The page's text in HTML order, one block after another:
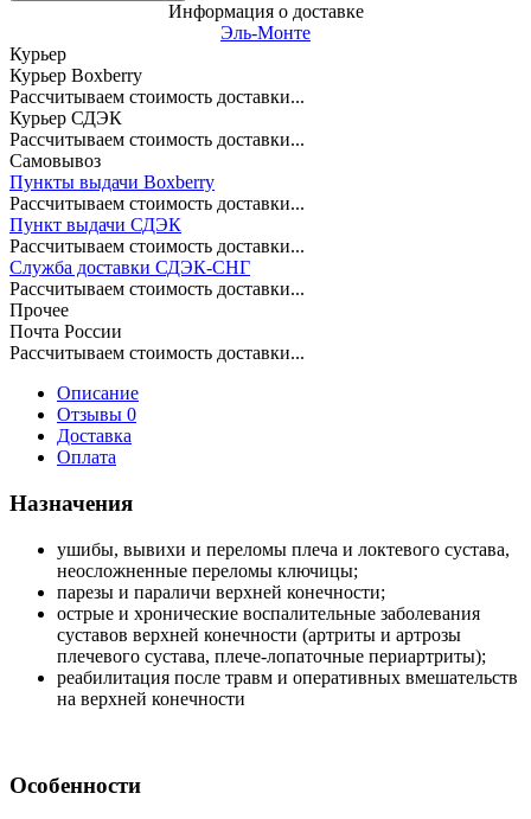
Информация о доставке
Эль-Монте
Курьер
Курьер Boxberry
Рассчитываем стоимость доставки...
Курьер СДЭК
Рассчитываем стоимость доставки...
Самовывоз
Пункты выдачи Boxberry
Рассчитываем стоимость доставки...
Пункт выдачи СДЭК
Рассчитываем стоимость доставки...
Служба доставки СДЭК-СНГ
Рассчитываем стоимость доставки...
Прочее
Почта России
Рассчитываем стоимость доставки...
Описание
Отзывы 0
Доставка
Оплата
Назначения
ушибы, вывихи и переломы плеча и локтевого сустава,
неосложненные переломы ключицы;
парезы и параличи верхней конечности;
острые и хронические воспалительные заболевания
суставов верхней конечности (артриты и артрозы
плечевого сустава, плече-лопаточные периартриты);
реабилитация после травм и оперативных вмешательств
на верхней конечности
Особенности